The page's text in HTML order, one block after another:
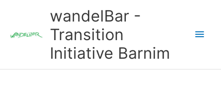
wandelBar -
Transition
Initiative Barnim